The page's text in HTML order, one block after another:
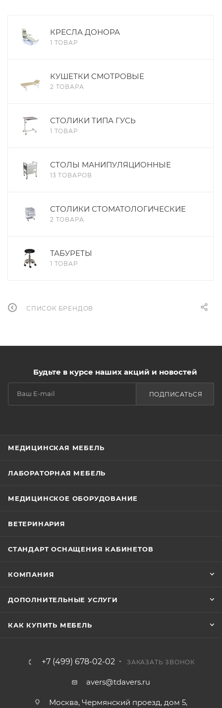
КРЕСЛА ДОНОРА
1 ТОВАР
КУШЕТКИ СМОТРОВЫЕ
2 ТОВАРА
СТОЛИКИ ТИПА ГУСЬ
1 ТОВАР
СТОЛЫ МАНИПУЛЯЦИОННЫЕ
13 ТОВАРОВ
СТОЛИКИ СТОМАТОЛОГИЧЕСКИЕ
2 ТОВАРА
ТАБУРЕТЫ
1 ТОВАР
СПИСОК БРЕНДОВ
Будьте в курсе наших акций и новостей
ПОДПИСАТЬСЯ
МЕДИЦИНСКАЯ МЕБЕЛЬ
ЛАБОРАТОРНАЯ МЕБЕЛЬ
МЕДИЦИНСКОЕ ОБОРУДОВАНИЕ
ВЕТЕРИНАРИЯ
СТАНДАРТ ОСНАЩЕНИЯ КАБИНЕТОВ
КОМПАНИЯ
ДОПОЛНИТЕЛЬНЫЕ УСЛУГИ
КАК КУПИТЬ МЕБЕЛЬ
+7 (499) 678-02-02 ЗАКАЗАТЬ ЗВОНОК
avers@tdavers.ru
Москва, Чермянский проезд, дом 5,